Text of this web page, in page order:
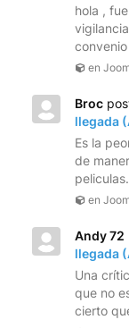
hola ,
en
Broc
llegada
Es la
de
en
Andy 72
llegada
Una
que no
cierto